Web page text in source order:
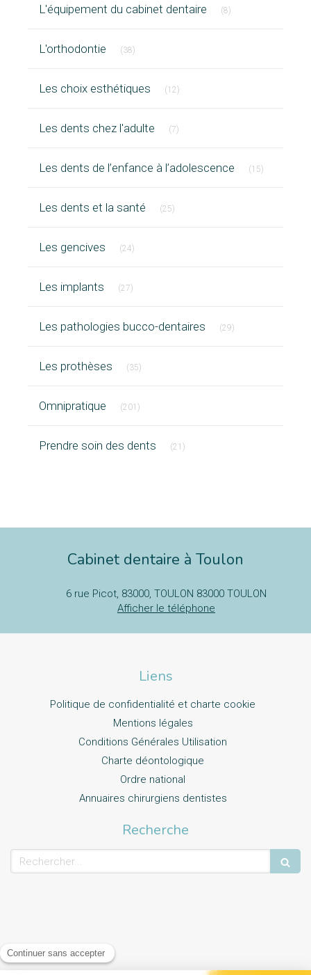
L'équipement du cabinet dentaire (8)
L'orthodontie (38)
Les choix esthétiques (12)
Les dents chez l'adulte (7)
Les dents de l’enfance à l’adolescence (15)
Les dents et la santé (25)
Les gencives (24)
Les implants (27)
Les pathologies bucco-dentaires (29)
Les prothèses (35)
Omnipratique (201)
Prendre soin des dents (21)
Cabinet dentaire à Toulon
6 rue Picot, 83000, TOULON 83000 TOULON
Afficher le téléphone
Liens
Politique de confidentialité et charte cookie
Mentions légales
Conditions Générales Utilisation
Charte déontologique
Ordre national
Annuaires chirurgiens dentistes
Recherche
Rechercher